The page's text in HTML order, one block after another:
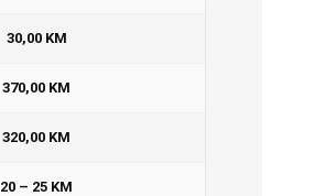
30,00 KM
370,00 KM
320,00 KM
20 – 25 KM